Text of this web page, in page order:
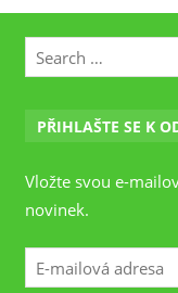
PŘIHLAŠTE SE K
Vložte svou e-
novinek.
E-